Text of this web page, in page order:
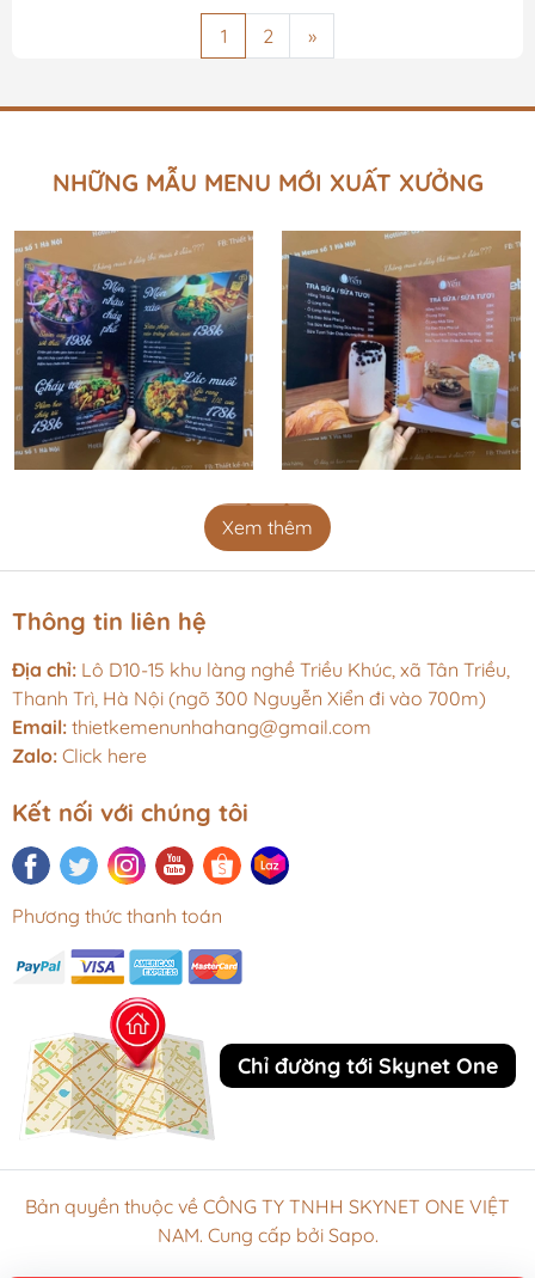
menu của mình. Trong bài viết này, chúng ta sẽ cùng khám
phá top 13+ mẫu thiết kế và in ấn menu quán trà sữa, cafe
1 2 »
NHỮNG MẪU MENU MỚI XUẤT XƯỞNG
Xem thêm
Thông tin liên hệ
Địa chỉ: Lô D10-15 khu làng nghề Triều Khúc, xã Tân Triều,
Thanh Trì, Hà Nội (ngõ 300 Nguyễn Xiển đi vào 700m)
Email: thietkemenunhahang@gmail.com
Zalo: Click here
Kết nối với chúng tôi
Phương thức thanh toán
Chỉ đường tới Skynet One
Bản quyền thuộc về CÔNG TY TNHH SKYNET ONE VIỆT
NAM. Cung cấp bởi Sapo.